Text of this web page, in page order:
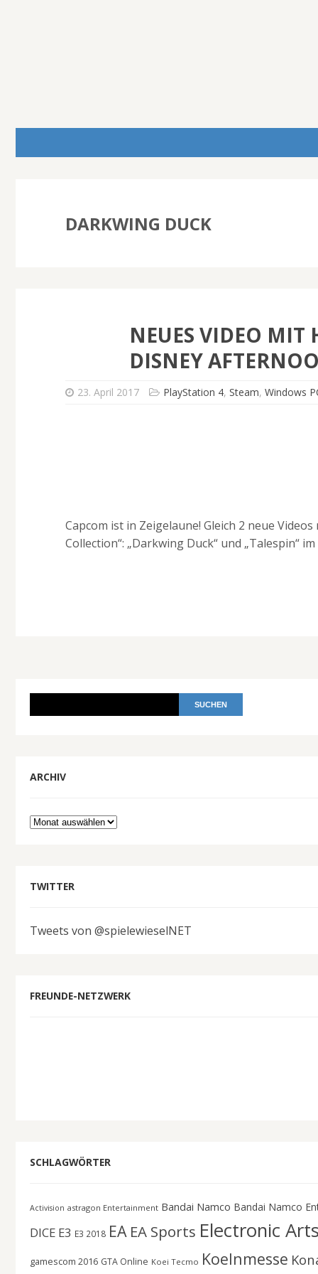
DARKWING DUCK
NEUES VIDEO MIT
DISNEY
23. April 2017 PlayStation 4,Steam,Windows
Capcom ist in Zeigelaune! Gleich 2 neue
Collection“: „Darkwing Duck“ und „Talespin“
ARCHIV
Archiv
TWITTER
Tweets von @spielewieselNET
FREUNDE-NETZWERK
SCHLAGWÖRTER
Activision astragon Entertainment Bandai Namco Bandai Namco
DICE E3 E3 2018 EA EA Sports Electronic
gamescom 2016 GTA Online Koei Tecmo Koelnmesse